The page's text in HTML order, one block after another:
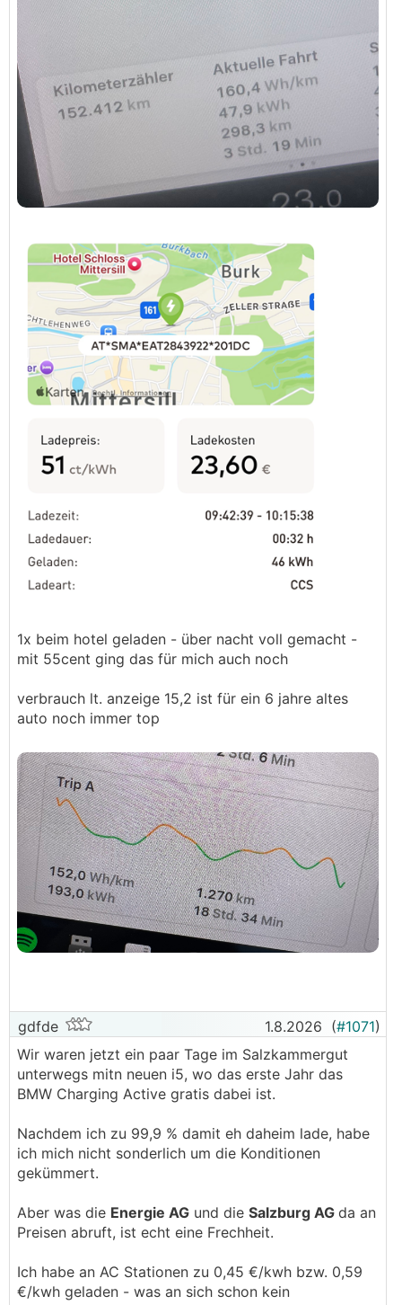
1x beim hotel geladen - über nacht voll gemacht -
mit 55cent ging das für mich auch noch
verbrauch lt. anzeige 15,2 ist für ein 6 jahre altes
auto noch immer top
gdfde 1.8.2026 (#1071)
Wir waren jetzt ein paar Tage im Salzkammergut
unterwegs mitn neuen i5, wo das erste Jahr das
BMW Charging Active gratis dabei ist.
Nachdem ich zu 99,9 % damit eh daheim lade, habe
ich mich nicht sonderlich um die Konditionen
gekümmert.
Aber was die Energie AG und die Salzburg AG da an
Preisen abruft, ist echt eine Frechheit.
Ich habe an AC Stationen zu 0,45 €/kwh bzw. 0,59
€/kwh geladen - was an sich schon kein